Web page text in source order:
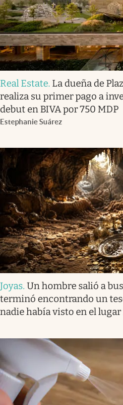
Real Estate. La dueña de
realiza su primer pago a
debut en BIVA por 750 MDP
Estephanie Suárez
Joyas. Un hombre salió a
terminó encontrando un
nadie había visto en el